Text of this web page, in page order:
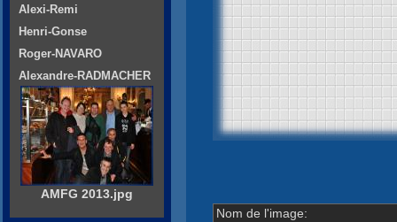
Nom de l'image:
Alexi-Remi
Henri-Gonse
Roger-NAVARO
Alexandre-RADMACHER
AMFG 2013.jpg